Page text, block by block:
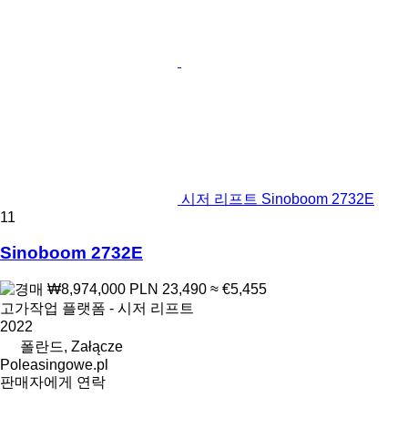
시저 리프트 Sinoboom 2732E
11
Sinoboom 2732E
₩8,974,000 PLN 23,490 ≈ €5,455
고가작업 플랫폼 - 시저 리프트
2022
폴란드, Załącze
Poleasingowe.pl
판매자에게 연락